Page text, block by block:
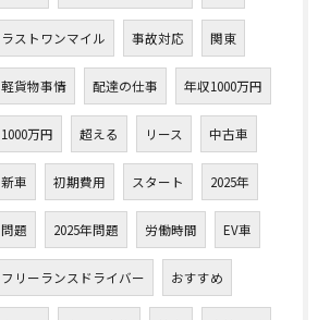
ラストワンマイル 事故対応 関東
軽貨物事情 配達の仕事 年収1000万円
1000万円 超える リース 中古車
新車 初期費用 スタート 2025年
問題 2025年問題 労働時間 EV車
フリーランスドライバー おすすめ